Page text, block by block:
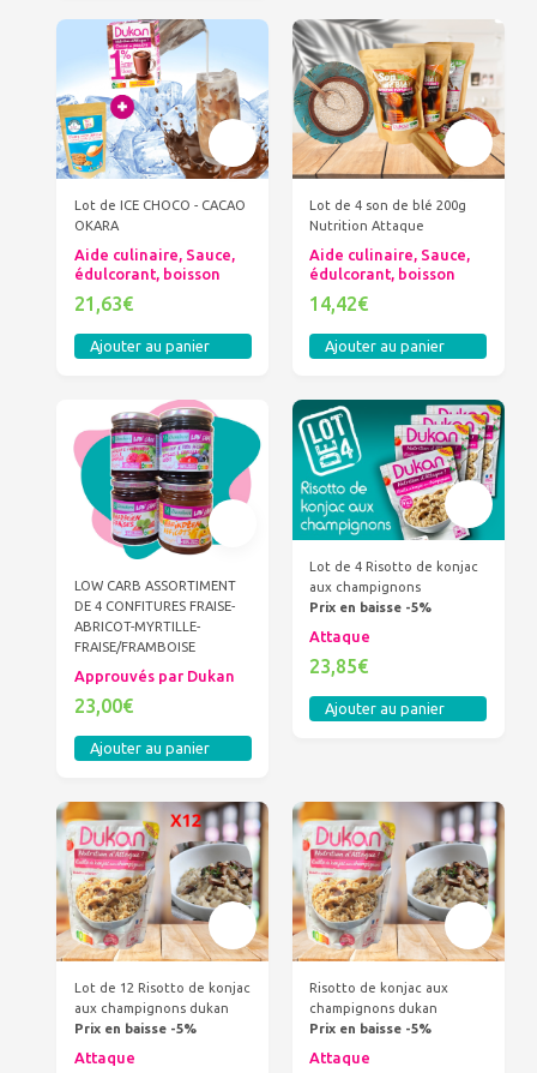
Lot de ICE CHOCO - CACAO
OKARA
Aide culinaire, Sauce,
édulcorant, boisson
21,63€
Ajouter au panier
Lot de 4 son de blé 200g
Nutrition Attaque
Aide culinaire, Sauce,
édulcorant, boisson
14,42€
Ajouter au panier
LOW CARB ASSORTIMENT
DE 4 CONFITURES FRAISE-
ABRICOT-MYRTILLE-
FRAISE/FRAMBOISE
Approuvés par Dukan
23,00€
Ajouter au panier
Lot de 4 Risotto de konjac
aux champignons
Prix en baisse -5%
Attaque
23,85€
Ajouter au panier
Lot de 12 Risotto de konjac
aux champignons dukan
Prix en baisse -5%
Attaque
Risotto de konjac aux
champignons dukan
Prix en baisse -5%
Attaque